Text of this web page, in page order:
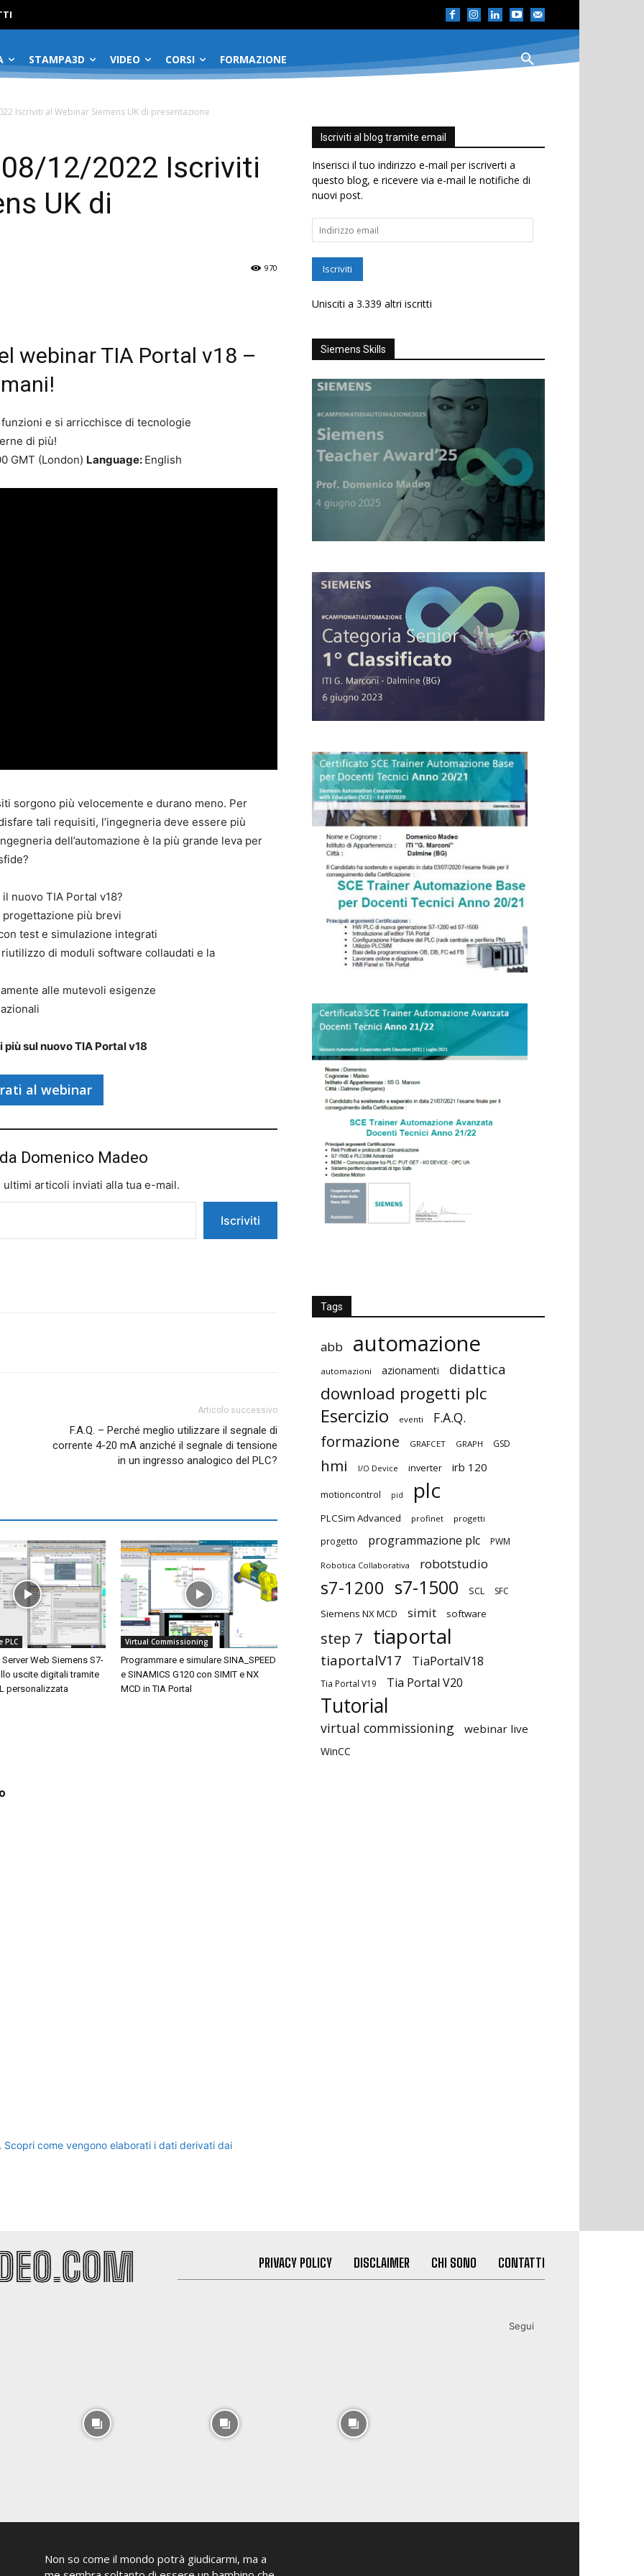
STAMPA3D VIDEO CORSI FORMAZIONE
Iscriviti al Webinar Siemens UK di presentazione
12/2022 Iscriviti
UK di
970
webinar TIA Portal v18 –
e si arricchisce di tecnologie
di più!
GMT (London) Language: English
sorgono più velocemente e durano meno. Per
tali requisiti, l’ingegneria deve essere più
dell’automazione è la più grande leva per
nuovo TIA Portal v18?
più brevi
test e simulazione integrati
di moduli software collaudati e la
alle mutevoli esigenze
più sul nuovo TIA Portal v18
al webinar
Domenico Madeo
articoli inviati alla tua e-mail.
Iscriviti
Articolo successivo
F.A.Q. – Perché meglio utilizzare il segnale di
corrente 4-20 mA anziché il segnale di tensione
in un ingresso analogico del PLC?
PLC
Server Web Siemens S7-
uscite digitali tramite
personalizzata
Virtual Commissioning
Programmare e simulare SINA_SPEED
e SINAMICS G120 con SIMIT e NX
MCD in TIA Portal
Scopri come vengono elaborati i dati derivati dai
Iscriviti al blog tramite email
Inserisci il tuo indirizzo e-mail per iscriverti a
questo blog, e ricevere via e-mail le notifiche di
nuovi post.
Indirizzo
email
Iscriviti
Unisciti a 3.339 altri iscritti
Siemens Skills
Tags
abb automazione
automazioni azionamenti didattica
download progetti plc
Esercizio eventi F.A.Q.
formazione GRAFCET GRAPH GSD
hmi I/O Device inverter irb 120
motioncontrol pid plc
PLCSim Advanced profinet progetti
progetto programmazione plc PWM
Robotica Collaborativa robotstudio
s7-1200 s7-1500 SCL SFC
Siemens NX MCD simit software
step 7 tiaportal
tiaportalV17 TiaPortalV18
Tia Portal V19 Tia Portal V20
Tutorial
virtual commissioning webinar live
WinCC
PRIVACY POLICY DISCLAIMER CHI SONO CONTATTI
Segui
Non so come il mondo potrà giudicarmi, ma a